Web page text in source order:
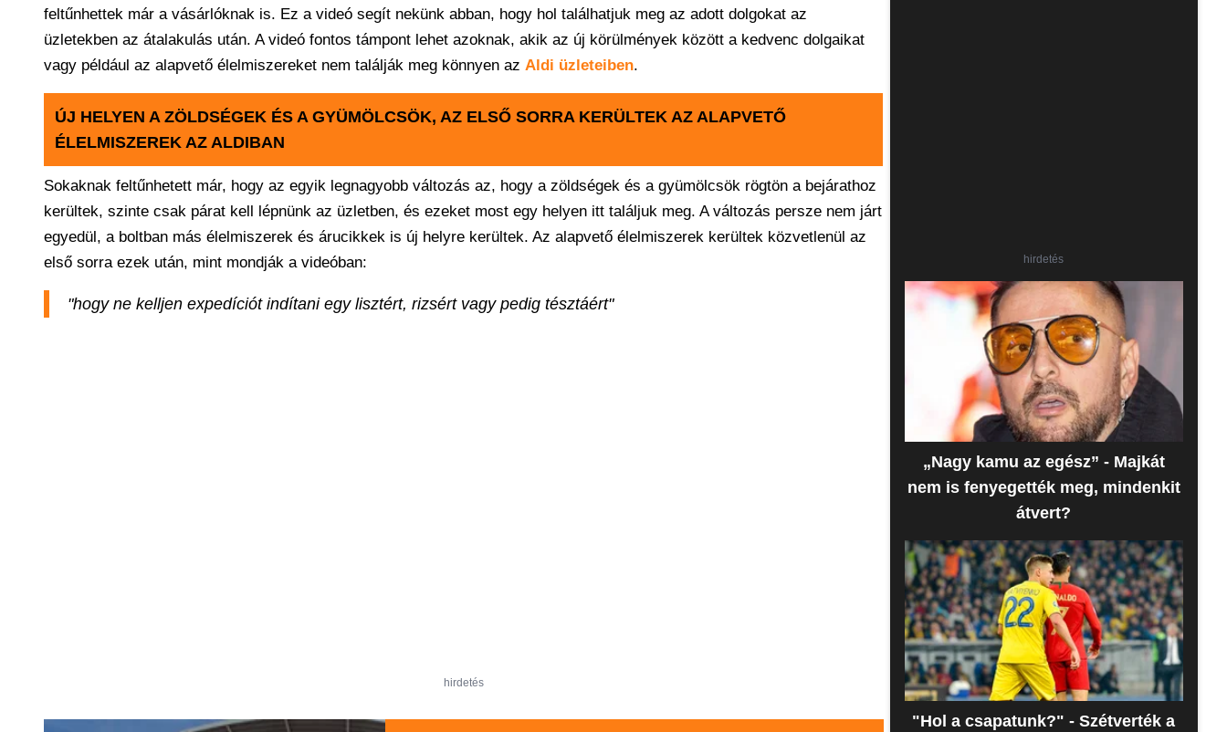
feltűnhettek már a vásárlóknak is. Ez a videó segít nekünk abban, hogy hol találhatjuk meg az adott dolgokat az
üzletekben az átalakulás után. A videó fontos támpont lehet azoknak, akik az új körülmények között a kedvenc dolgaikat
vagy például az alapvető élelmiszereket nem találják meg könnyen az Aldi üzleteiben.
ÚJ HELYEN A ZÖLDSÉGEK ÉS A GYÜMÖLCSÖK, AZ ELSŐ SORRA KERÜLTEK AZ ALAPVETŐ
ÉLELMISZEREK AZ ALDIBAN
Sokaknak feltűnhetett már, hogy az egyik legnagyobb változás az, hogy a zöldségek és a gyümölcsök rögtön a bejárathoz
kerültek, szinte csak párat kell lépnünk az üzletben, és ezeket most egy helyen itt találjuk meg. A változás persze nem járt
egyedül, a boltban más élelmiszerek és árucikkek is új helyre kerültek. Az alapvető élelmiszerek kerültek közvetlenül az
első sorra ezek után, mint mondják a videóban:
"hogy ne kelljen expedíciót indítani egy lisztért, rizsért vagy pedig tésztáért"
hirdetés
hirdetés
„Nagy kamu az egész” - Majkát
nem is fenyegették meg, mindenkit
átvert?
"Hol a csapatunk?" - Szétverték a